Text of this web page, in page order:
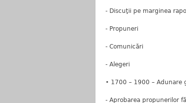
- Discuţii pe marginea
- Propuneri
- Comunicări
- Alegeri
• 1700 – 1900 – Adunare
- Aprobarea propunerilor